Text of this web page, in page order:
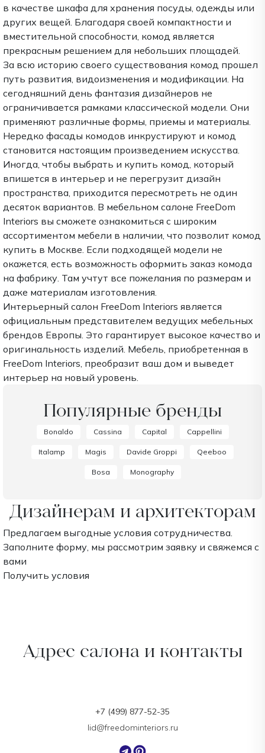
в качестве шкафа для хранения посуды, одежды или
других вещей. Благодаря своей компактности и
вместительной способности, комод является
прекрасным решением для небольших площадей.
За всю историю своего существования комод прошел
путь развития, видоизменения и модификации. На
сегодняшний день фантазия дизайнеров не
ограничивается рамками классической модели. Они
применяют различные формы, приемы и материалы.
Нередко фасады комодов инкрустируют и комод
становится настоящим произведением искусства.
Иногда, чтобы выбрать и купить комод, который
впишется в интерьер и не перегрузит дизайн
пространства, приходится пересмотреть не один
десяток вариантов. В мебельном салоне FreeDom
Interiors вы сможете ознакомиться с широким
ассортиментом мебели в наличии, что позволит комод
купить в Москве. Если подходящей модели не
окажется, есть возможность оформить заказ комода
на фабрику. Там учтут все пожелания по размерам и
даже материалам изготовления.
Интерьерный салон FreeDom Interiors является
официальным представителем ведущих мебельных
брендов Европы. Это гарантирует высокое качество и
оригинальность изделий. Мебель, приобретенная в
FreeDom Interiors, преобразит ваш дом и выведет
интерьер на новый уровень.
Популярные бренды
Bonaldo Cassina Capital Cappellini
Italamp Magis Davide Groppi Qeeboo
Bosa Monography
Дизайнерам и архитекторам
Предлагаем выгодные условия сотрудничества.
Заполните форму, мы рассмотрим заявку и свяжемся с
вами
Получить условия
Адрес салона и контакты
+7 (499) 877-52-35
lid@freedominteriors.ru